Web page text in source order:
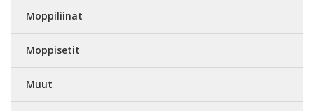
Moppiliinat
Moppisetit
Muut